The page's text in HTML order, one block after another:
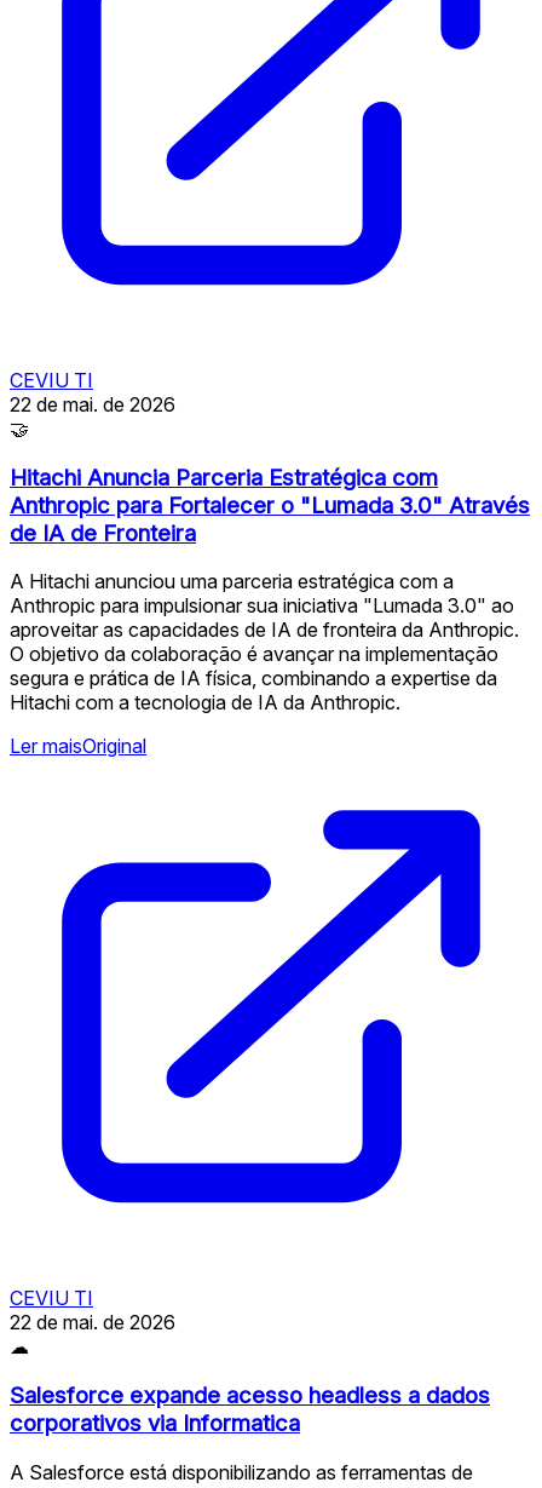
CEVIU TI
22 de mai. de 2026
🤝
Hitachi Anuncia Parceria Estratégica com
Anthropic para Fortalecer o "Lumada 3.0" Através
de IA de Fronteira
A Hitachi anunciou uma parceria estratégica com a
Anthropic para impulsionar sua iniciativa "Lumada 3.0" ao
aproveitar as capacidades de IA de fronteira da Anthropic.
O objetivo da colaboração é avançar na implementação
segura e prática de IA física, combinando a expertise da
Hitachi com a tecnologia de IA da Anthropic.
Ler maisOriginal
CEVIU TI
22 de mai. de 2026
☁
Salesforce expande acesso headless a dados
corporativos via Informatica
A Salesforce está disponibilizando as ferramentas de